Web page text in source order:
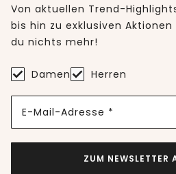
Von aktuellen Trend-
bis hin zu exklusiven
du nichts mehr!
Damen Herren
E-Mail-Adresse *
ZUM NEWSLETTER